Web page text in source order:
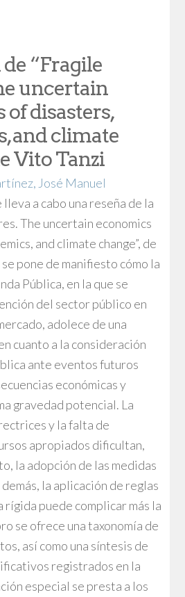
“Fragile
uncertain
disasters,
and climate
Vito Tanzi
José Manuel
a cabo una reseña de la
The uncertain economics
and climate change”, de
pone de manifiesto cómo la
Pública, en la que se
del sector público en
adolece de una
cuanto a la consideración
ante eventos futuros
económicas y
gravedad potencial. La
y la falta de
apropiados dificultan,
la adopción de las medidas
la aplicación de reglas
rígida puede complicar más la
se ofrece una taxonomía de
así como una síntesis de
registrados en la
especial se presta a los